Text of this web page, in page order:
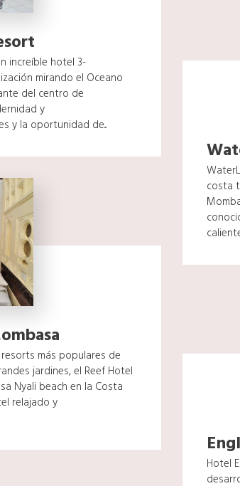
increíble hotel 3-
mirando el Oceano
del centro de
y
y la oportunidad de...
costa
más populares de
jardines, el Reef Hotel
Nyali beach en la Costa
relajado y
Hotel